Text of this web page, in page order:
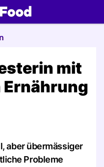
mit
aber übermässiger
Probleme